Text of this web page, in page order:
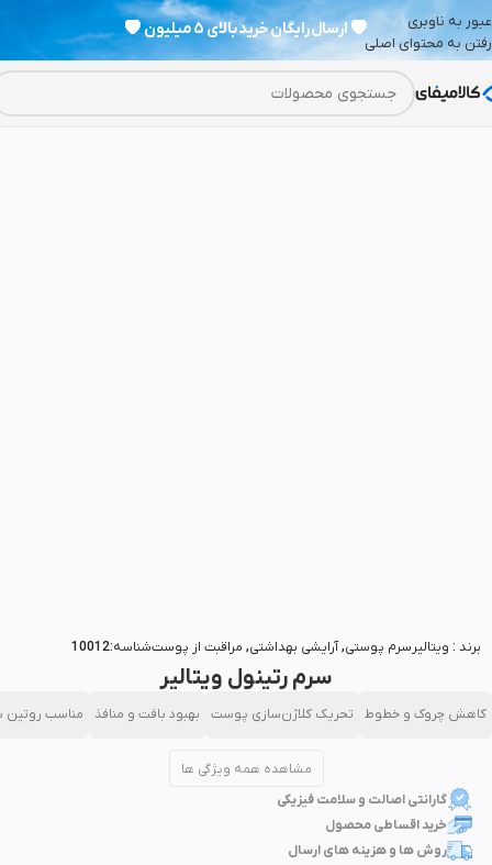
عبور به ناوبری
رفتن به محتوای اصلی
💗 ارسال رایگان خرید بالای 5 میلیون 💗
برند : ویتالیر سرم پوستی,آرایشی بهداشتی, مراقبت از پوستشناسه:10012
سرم رتینول ویتالیر
کاهش چروک و خطوط تحریک کلاژن‌سازی پوست بهبود بافت و منافذ مناسب روتین
مشاهده همه ویژگی ها
گارانتی اصالت و سلامت فیزیکی
خرید اقساطی محصول
روش ها و هزینه های ارسال